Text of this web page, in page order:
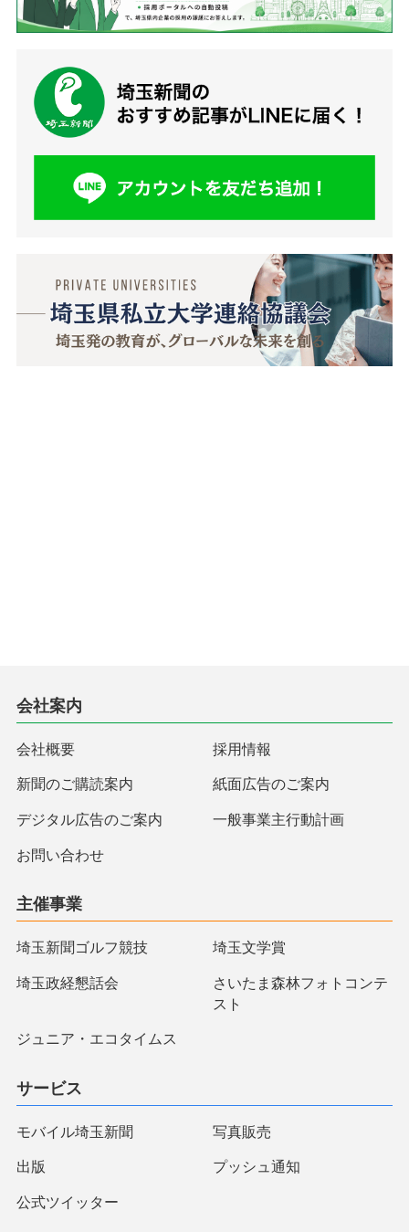
会社案内
会社概要 採用情報
新聞のご購読案内 紙面広告のご案内
デジタル広告のご案内 一般事業主行動計画
お問い合わせ
主催事業
埼玉新聞ゴルフ競技 埼玉文学賞
埼玉政経懇話会
さいたま森林フォトコンテ
スト
ジュニア・エコタイムス
サービス
モバイル埼玉新聞 写真販売
出版 プッシュ通知
公式ツイッター